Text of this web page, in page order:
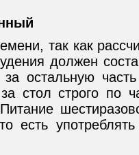
так как
должен
за остальную
стол строго по
есть